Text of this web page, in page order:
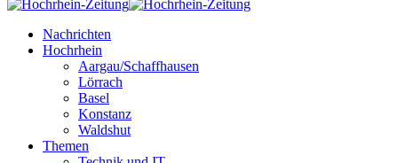
Nachrichten
Hochrhein
Aargau/Schaffhausen
Lörrach
Basel
Konstanz
Waldshut
Themen